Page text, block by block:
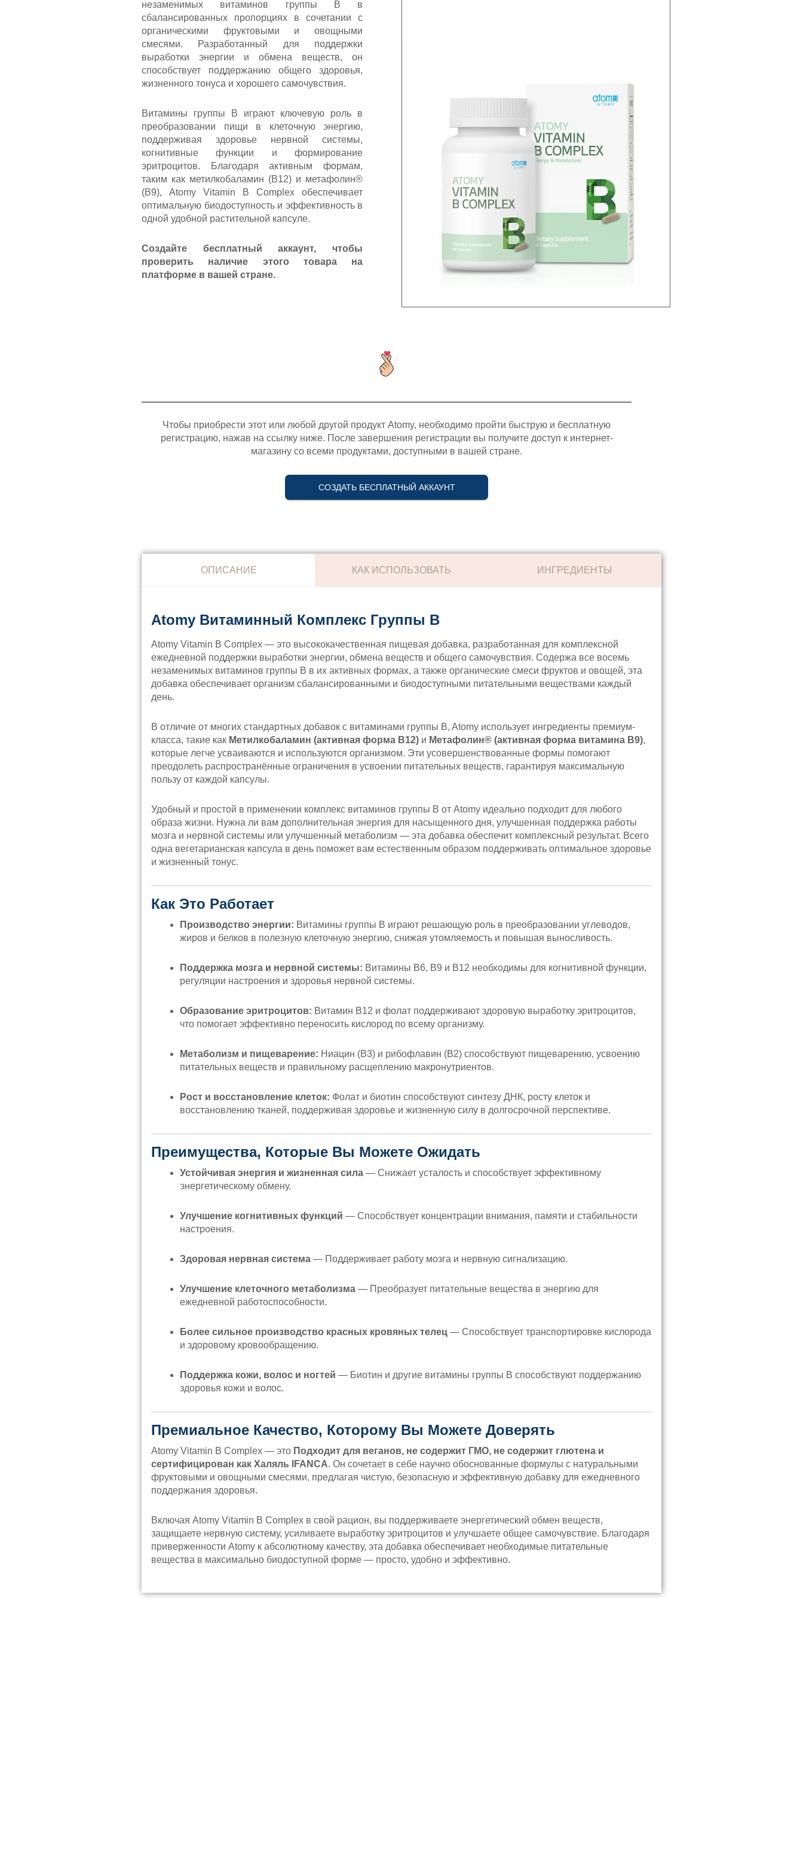
незаменимых витаминов группы B в
сбалансированных пропорциях в сочетании с
органическими фруктовыми и овощными
смесями. Разработанный для поддержки
выработки энергии и обмена веществ, он
способствует поддержанию общего здоровья,
жизненного тонуса и хорошего самочувствия.
Витамины группы B играют ключевую роль в
преобразовании пищи в клеточную энергию,
поддерживая здоровье нервной системы,
когнитивные функции и формирование
эритроцитов. Благодаря активным формам,
таким как метилкобаламин (B12) и метафолин®
(B9), Atomy Vitamin B Complex обеспечивает
оптимальную биодоступность и эффективность в
одной удобной растительной капсуле.
Создайте бесплатный аккаунт, чтобы
проверить наличие этого товара на
платформе в вашей стране.
Чтобы приобрести этот или любой другой продукт Atomy, необходимо пройти быструю и бесплатную
регистрацию, нажав на ссылку ниже. После завершения регистрации вы получите доступ к интернет-
магазину со всеми продуктами, доступными в вашей стране.
СОЗДАТЬ БЕСПЛАТНЫЙ АККАУНТ
ОПИСАНИЕ КАК ИСПОЛЬЗОВАТЬ ИНГРЕДИЕНТЫ
Atomy Витаминный Комплекс Группы B
Atomy Vitamin B Complex — это высококачественная пищевая добавка, разработанная для комплексной
ежедневной поддержки выработки энергии, обмена веществ и общего самочувствия. Содержа все восемь
незаменимых витаминов группы B в их активных формах, а также органические смеси фруктов и овощей, эта
добавка обеспечивает организм сбалансированными и биодоступными питательными веществами каждый
день.
В отличие от многих стандартных добавок с витаминами группы B, Atomy использует ингредиенты премиум-
класса, такие как Метилкобаламин (активная форма B12) и Метафолин® (активная форма витамина B9),
которые легче усваиваются и используются организмом. Эти усовершенствованные формы помогают
преодолеть распространённые ограничения в усвоении питательных веществ, гарантируя максимальную
пользу от каждой капсулы.
Удобный и простой в применении комплекс витаминов группы B от Atomy идеально подходит для любого
образа жизни. Нужна ли вам дополнительная энергия для насыщенного дня, улучшенная поддержка работы
мозга и нервной системы или улучшенный метаболизм — эта добавка обеспечит комплексный результат. Всего
одна вегетарианская капсула в день поможет вам естественным образом поддерживать оптимальное здоровье
и жизненный тонус.
Как Это Работает
Производство энергии: Витамины группы В играют решающую роль в преобразовании углеводов,
жиров и белков в полезную клеточную энергию, снижая утомляемость и повышая выносливость.
Поддержка мозга и нервной системы: Витамины B6, B9 и B12 необходимы для когнитивной функции,
регуляции настроения и здоровья нервной системы.
Образование эритроцитов: Витамин B12 и фолат поддерживают здоровую выработку эритроцитов,
что помогает эффективно переносить кислород по всему организму.
Метаболизм и пищеварение: Ниацин (B3) и рибофлавин (B2) способствуют пищеварению, усвоению
питательных веществ и правильному расщеплению макронутриентов.
Рост и восстановление клеток: Фолат и биотин способствуют синтезу ДНК, росту клеток и
восстановлению тканей, поддерживая здоровье и жизненную силу в долгосрочной перспективе.
Преимущества, Которые Вы Можете Ожидать
Устойчивая энергия и жизненная сила — Снижает усталость и способствует эффективному
энергетическому обмену.
Улучшение когнитивных функций — Способствует концентрации внимания, памяти и стабильности
настроения.
Здоровая нервная система — Поддерживает работу мозга и нервную сигнализацию.
Улучшение клеточного метаболизма — Преобразует питательные вещества в энергию для
ежедневной работоспособности.
Более сильное производство красных кровяных телец — Способствует транспортировке кислорода
и здоровому кровообращению.
Поддержка кожи, волос и ногтей — Биотин и другие витамины группы В способствуют поддержанию
здоровья кожи и волос.
Премиальное Качество, Которому Вы Можете Доверять
Atomy Vitamin B Complex — это Подходит для веганов, не содержит ГМО, не содержит глютена и
сертифицирован как Халяль IFANCA. Он сочетает в себе научно обоснованные формулы с натуральными
фруктовыми и овощными смесями, предлагая чистую, безопасную и эффективную добавку для ежедневного
поддержания здоровья.
Включая Atomy Vitamin B Complex в свой рацион, вы поддерживаете энергетический обмен веществ,
защищаете нервную систему, усиливаете выработку эритроцитов и улучшаете общее самочувствие. Благодаря
приверженности Atomy к абсолютному качеству, эта добавка обеспечивает необходимые питательные
вещества в максимально биодоступной форме — просто, удобно и эффективно.